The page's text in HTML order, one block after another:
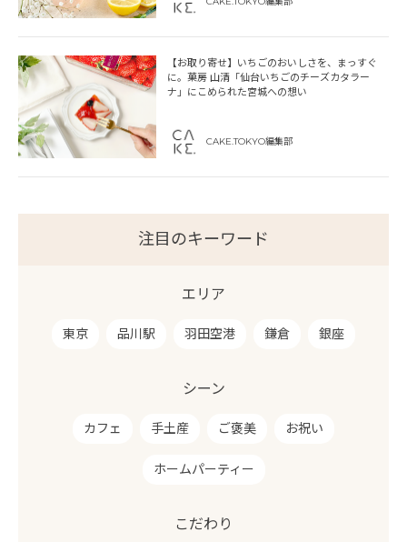
【お取り寄せ】いちごのおいしさを、まっすぐ
に。菓房 山清「仙台いちごのチーズカタラー
ナ」にこめられた宮城への想い
CAKE.TOKYO編集部
注目のキーワード
エリア
東京 品川駅 羽田空港 鎌倉 銀座
シーン
カフェ 手土産 ご褒美 お祝い
ホームパーティー
こだわり